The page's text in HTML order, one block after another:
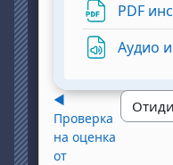
PDF
Аудио
◀︎
Проверка
на оценка
от